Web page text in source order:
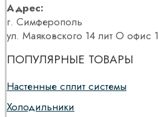
Адрес:
г. Симферополь
ул. Маяковского 14 лит О офис 1
ПОПУЛЯРНЫЕ ТОВАРЫ
Настенные сплит системы
Холодильники